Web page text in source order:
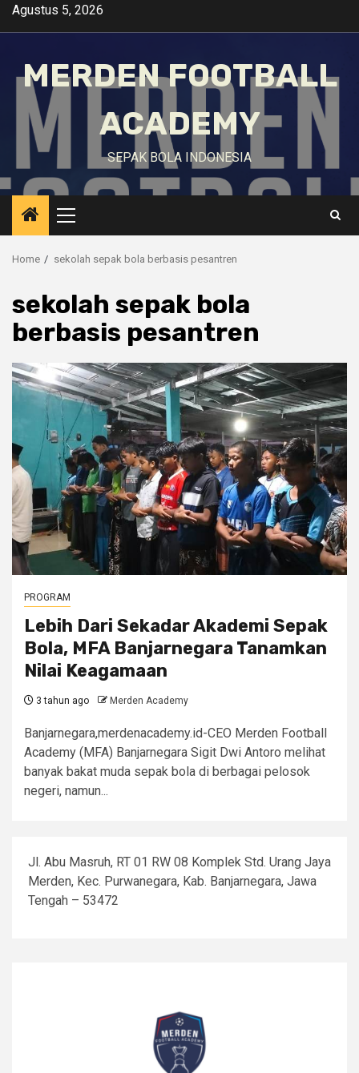
SkipAgustus 5, 2026
MERDEN FOOTBALL
ACADEMY
SEPAK BOLA INDONESIA
Primary
Menu
Home sekolah sepak bola berbasis pesantren
sekolah sepak bola
berbasis pesantren
PROGRAM
Lebih Dari Sekadar Akademi Sepak
Bola, MFA Banjarnegara Tanamkan
Nilai Keagamaan
3 tahun ago Merden Academy
Banjarnegara,merdenacademy.id-CEO Merden Football
Academy (MFA) Banjarnegara Sigit Dwi Antoro melihat
banyak bakat muda sepak bola di berbagai pelosok
negeri, namun...
Jl. Abu Masruh, RT 01 RW 08 Komplek Std. Urang Jaya
Merden, Kec. Purwanegara, Kab. Banjarnegara, Jawa
Tengah – 53472